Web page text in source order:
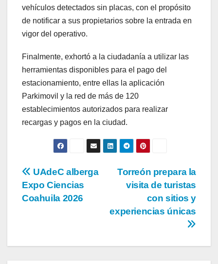
vehículos detectados sin placas, con el propósito
de notificar a sus propietarios sobre la entrada en
vigor del operativo.
Finalmente, exhortó a la ciudadanía a utilizar las
herramientas disponibles para el pago del
estacionamiento, entre ellas la aplicación
Parkimovil y la red de más de 120
establecimientos autorizados para realizar
recargas y pagos en la ciudad.
Navegación
de
Torreón prepara la
visita de turistas
con sitios y
experiencias únicas
UAdeC alberga
Expo Ciencias
Coahuila 2026